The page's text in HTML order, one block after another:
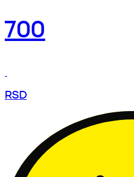
700
RSD